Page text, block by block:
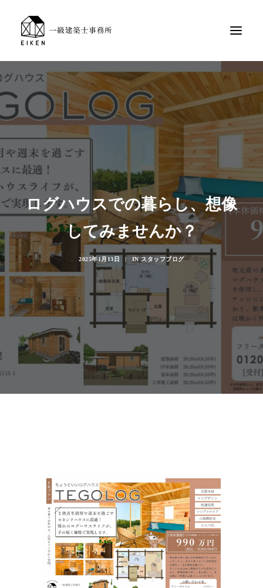
ログハウスでの暮らし、想像
してみませんか？
2025年1月13日 | INスタッフブログ